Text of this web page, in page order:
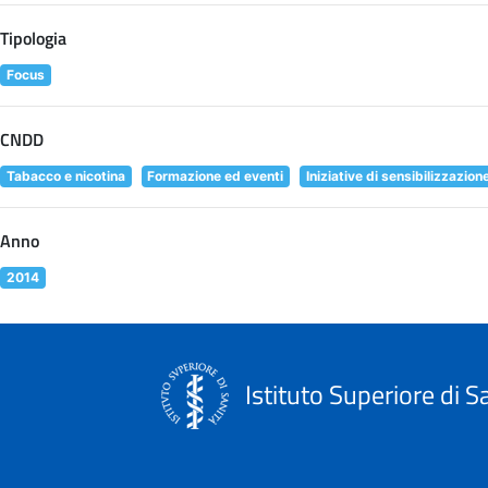
Tipologia
Focus
CNDD
Tabacco e nicotina Formazione ed eventi Iniziative di
Anno
2014
Istituto Superiore di